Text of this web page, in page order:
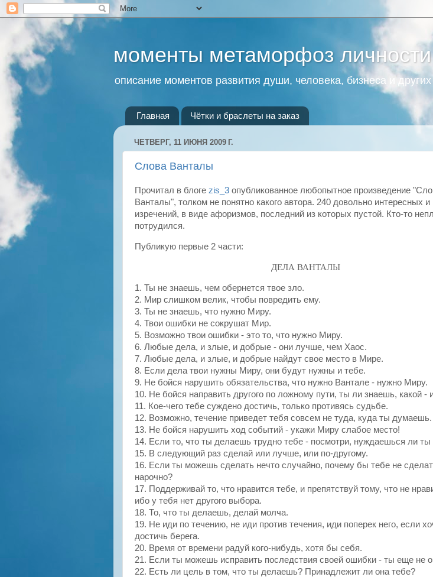
моменты метаморфоз личности
описание моментов развития души, человека, бизнеса и
Главная Чётки и браслеты на заказ
ЧЕТВЕРГ, 11 ИЮНЯ 2009 Г.
Слова Ванталы
Прочитал в блоге zis _3 опубликованное любопытное произведение
Ванталы", толком не понятно какого автора. 240 довольно интересных
изречений, в виде афоризмов, последний из которых пустой. Кто-то
потрудился.
Публикую первые 2 части:
ДЕЛА ВАHТАЛЫ
1. Ты не знаешь, чем обернется твое зло.
2. Мир слишком велик, чтобы повредить ему.
3. Ты не знаешь, что нужно Миру.
4. Твои ошибки не сокрушат Мир.
5. Возможно твои ошибки - это то, что нужно Миру.
6. Любые дела, и злые, и добрые - они лучше, чем Хаос.
7. Любые дела, и злые, и добрые найдут свое место в Мире.
8. Если дела твои нужны Миру, они будут нужны и тебе.
9. Не бойся нарушить обязательства, что нужно Вантале - нужно Миру.
10. Не бойся направить другого по ложному пути, ты ли знаешь, какой -
11. Кое-чего тебе суждено достичь, только противясь судьбе.
12. Возможно, течение приведет тебя совсем не туда, куда ты думаешь.
13. Не бойся нарушить ход событий - укажи Миру слабое место!
14. Если то, что ты делаешь трудно тебе - посмотри, нуждаешься ли ты
15. В следующий раз сделай или лучше, или по-другому.
16. Если ты можешь сделать нечто случайно, почему бы тебе не
нарочно?
17. Поддерживай то, что нравится тебе, и препятствуй тому, что не
ибо у тебя нет другого выбора.
18. То, что ты делаешь, делай молча.
19. Не иди по течению, не иди против течения, иди поперек него, если
достичь берега.
20. Время от времени радуй кого-нибудь, хотя бы себя.
21. Если ты можешь исправить последствия своей ошибки - ты еще не
22. Есть ли цель в том, что ты делаешь? Принадлежит ли она тебе?